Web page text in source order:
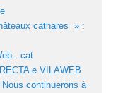
cathares » :
. cat
e VILAWEB
continuerons à